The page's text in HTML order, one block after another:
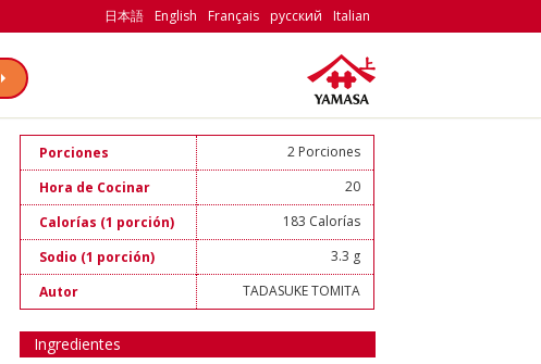
日本語 English Français русский Italian
Porciones
2 Porciones
Hora de Cocinar
20
Calorías (1 porción)
183 Calorías
Sodio (1 porción)
3.3 g
Autor
TADASUKE TOMITA
Ingredientes